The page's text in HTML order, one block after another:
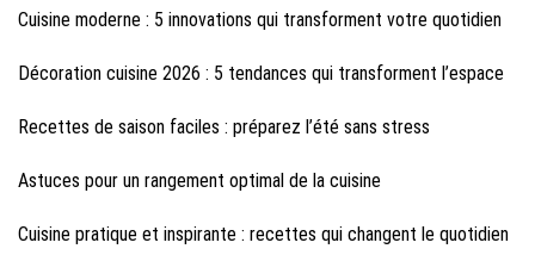
Cuisine moderne : 5 innovations qui transforment votre quotidien
Décoration cuisine 2026 : 5 tendances qui transforment l’espace
Recettes de saison faciles : préparez l’été sans stress
Astuces pour un rangement optimal de la cuisine
Cuisine pratique et inspirante : recettes qui changent le quotidien